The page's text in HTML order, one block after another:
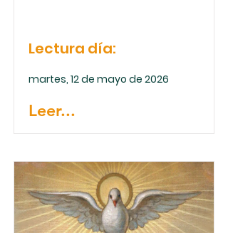
Lectura día:
martes, 12 de mayo de 2026
Leer...